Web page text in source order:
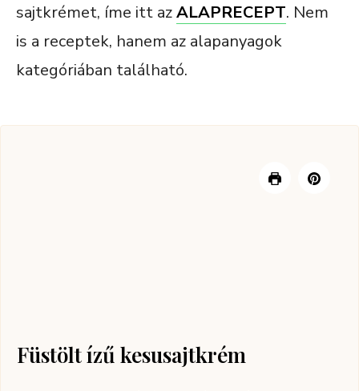
sajtkrémet, íme itt azALAPRECEPT. Nem
is a receptek, hanem az alapanyagok
kategóriában található.
Füstölt ízű kesusajtkrém